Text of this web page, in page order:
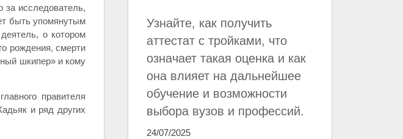
исследователь,
быть упомянутым
о котором
рождения, смерти
шкипер» и кому
правителя
и ряд других
Узнайте, как получить
аттестат с тройками, что
означает такая оценка и как
она влияет на дальнейшее
обучение и возможности
выбора вузов и профессий.
24/07/2025